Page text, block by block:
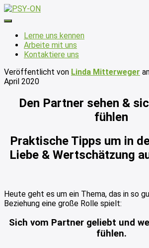
Navigation
umschaltenLerne uns kennen
Arbeite mit uns
Kontaktiere uns
Veröffentlicht von Linda Mitterweger
April 2020
Den Partner sehen &
fühlen
Praktische Tipps um in
Liebe & Wertschätzung
Heute geht es um ein Thema, das in so
Beziehung eine große Rolle spielt:
Sich vom Partner geliebt und
fühlen.